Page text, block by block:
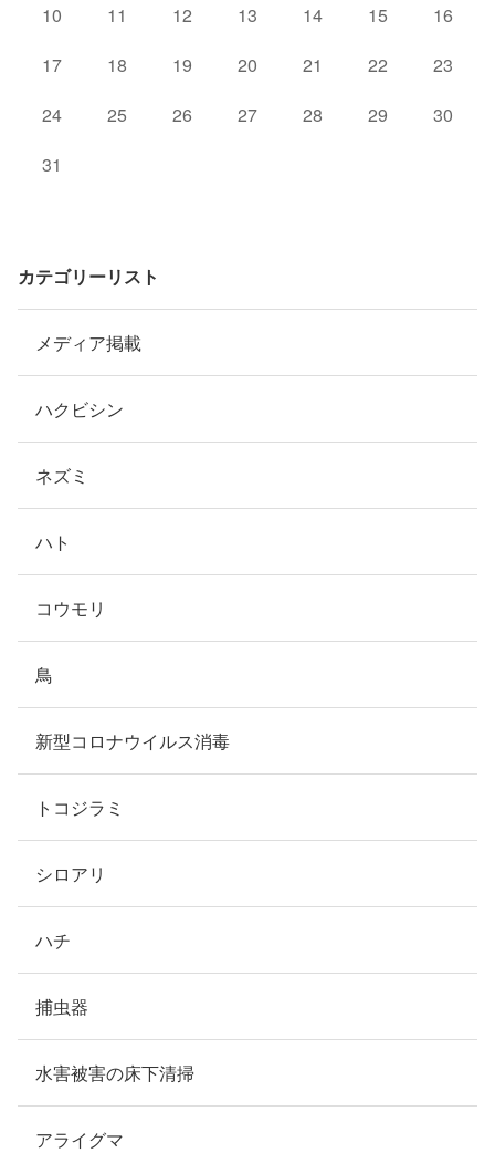
10 11 12 13 14 15
16
17
18 19 20 21 22
23
24
25 26 27 28 29
30
31
カテゴリーリスト
メディア掲載
ハクビシン
ネズミ
ハト
コウモリ
鳥
新型コロナウイルス消毒
トコジラミ
シロアリ
ハチ
捕虫器
水害被害の床下清掃
アライグマ